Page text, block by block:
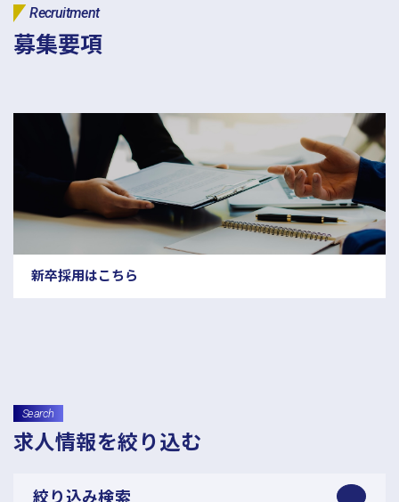
Recruitment
募集要項
新卒採用はこちら
Search
求人情報を絞り込む
絞り込み検索